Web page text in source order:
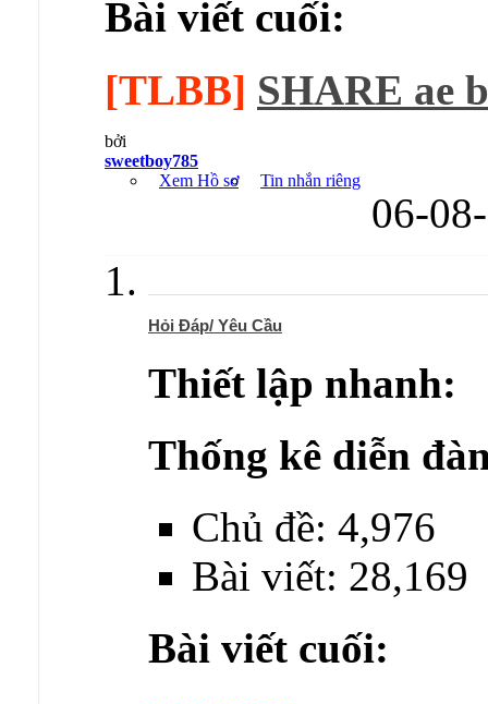
Bài viết cuối:
[TLBB] SHARE ae
bởi
sweetboy785
Xem Hồ sơ
Tin nhắn riêng
06-
Hỏi Đáp/ Yêu Cầu
Thiết lập nhanh:
Thống kê diễn
Chủ đề: 4,976
Bài viết: 28,169
Bài viết cuối: